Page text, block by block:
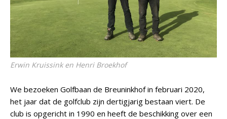
Erwin Kruissink en Henri Broekhof
We bezoeken Golfbaan de Breuninkhof in februari 2020,
het jaar dat de golfclub zijn dertigjarig bestaan viert. De
club is opgericht in 1990 en heeft de beschikking over een